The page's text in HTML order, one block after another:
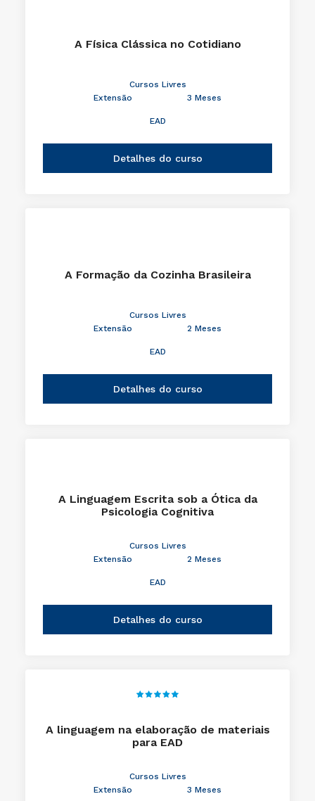
A Física Clássica no Cotidiano
Cursos Livres
Extensão
3 Meses
EAD
Detalhes do curso
A Formação da Cozinha Brasileira
Cursos Livres
Extensão
2 Meses
EAD
Detalhes do curso
A Linguagem Escrita sob a Ótica da
Psicologia Cognitiva
Cursos Livres
Extensão
2 Meses
EAD
Detalhes do curso
A linguagem na elaboração de materiais
para EAD
Cursos Livres
Extensão
3 Meses